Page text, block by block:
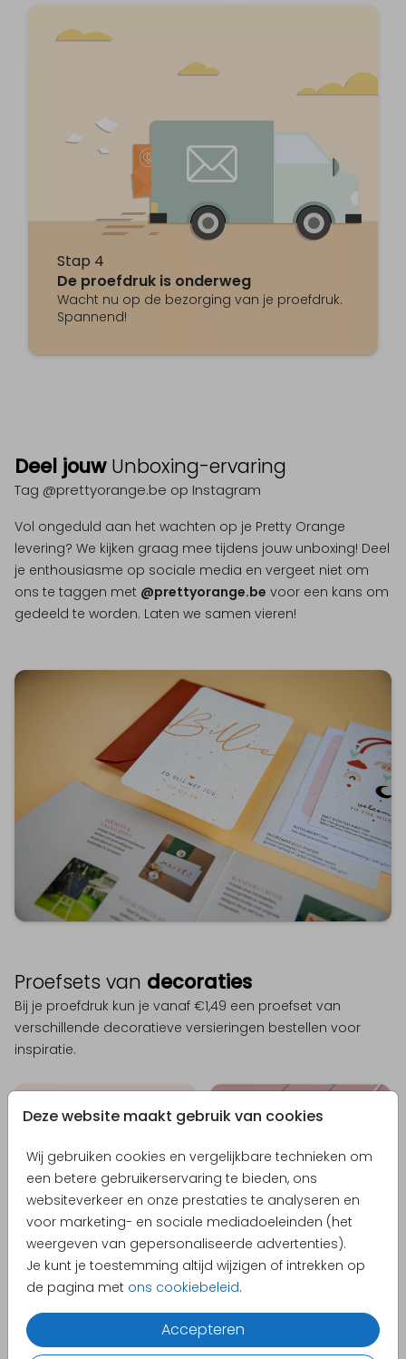
Deze website maakt gebruik van cookies
Wij gebruiken cookies en vergelijkbare technieken om
een betere gebruikerservaring te bieden, ons
websiteverkeer en onze prestaties te analyseren en
voor marketing- en sociale mediadoeleinden (het
weergeven van gepersonaliseerde advertenties).
Je kunt je toestemming altijd wijzigen of intrekken op
de pagina met ons cookiebeleid.
Accepteren
Stap 4
De proefdruk is onderweg
Wacht nu op de bezorging van je proefdruk.
Spannend!
Deel jouwUnboxing-ervaring
Tag @prettyorange.be op Instagram
Vol ongeduld aan het wachten op je Pretty Orange
levering? We kijken graag mee tijdens jouw unboxing! Deel
je enthousiasme op sociale media en vergeet niet om
ons te taggen met @prettyorange.be voor een kans om
gedeeld te worden. Laten we samen vieren!
Proefsets van decoraties
Bij je proefdruk kun je vanaf €1,49 een proefset van
verschillende decoratieve versieringen bestellen voor
inspiratie.
Houten Elementjes Elastisch & Suède Koord